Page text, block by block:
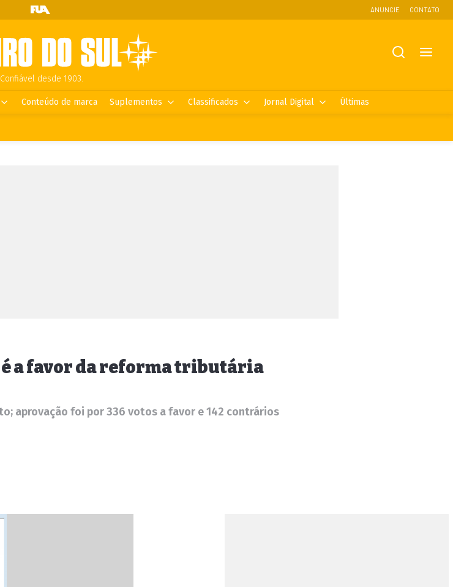
ANUNCIE CONTATO
Confiável desde 1903.
Conteúdo de marca Suplementos Classificados Jornal Digital Últimas
a favor da reforma tributária
aprovação foi por 336 votos a favor e 142 contrários